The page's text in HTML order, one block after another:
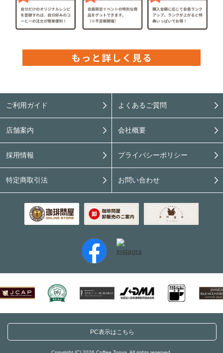
ご利用ガイド よくあるご質問
店舗案内 会社概要
採用情報 プライバシーポリシー
特定商取引法 お問い合わせ
PC表示はこちら